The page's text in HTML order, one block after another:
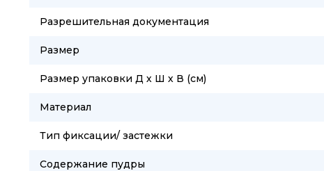
Разрешительная документация
Размер
Размер упаковки Д х Ш х В (см)
Материал
Тип фиксации/ застежки
Содержание пудры